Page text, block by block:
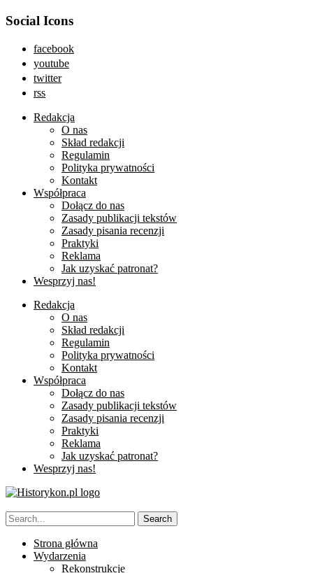
Social Icons
facebook
youtube
twitter
rss
Redakcja
O nas
Skład redakcji
Regulamin
Polityka prywatności
Kontakt
Współpraca
Dołącz do nas
Zasady publikacji tekstów
Zasady pisania recenzji
Praktyki
Reklama
Jak uzyskać patronat?
Wesprzyj nas!
Redakcja
O nas
Skład redakcji
Regulamin
Polityka prywatności
Kontakt
Współpraca
Dołącz do nas
Zasady publikacji tekstów
Zasady pisania recenzji
Praktyki
Reklama
Jak uzyskać patronat?
Wesprzyj nas!
Strona główna
Wydarzenia
Rekonstrukcje